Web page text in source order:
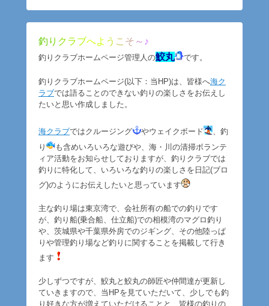
釣 り クラブへよ う こ そ ～ ♪
釣りクラブホームページ管理人の鮫丸 です。
釣りクラブホームページ(以下：当HP)は、皆様へ海ク
ラブでは語ることのできない釣りの楽しさをお伝えし
たいと思い作成しました。
海クラブではクルージング やウェイクボード
、釣
り
も含めいろいろな遊びや、海・川の清掃ボランテ
ィア活動をお知らせしておりますが、釣りクラブでは
釣りに特化して、いろいろな釣りの楽しさを日記(ブロ
グ)のようにお伝えしたいと思っています
主な釣り場は東京湾で、会社所有の船での釣りです
が、釣り船(乗合船、仕立船)での相模湾のマグロ釣り
や、茨城県や千葉県外房でのジギング、その他陸っぱ
りや管理釣り場など釣りに関することを掲載して行き
ます
少しずつですが、鮫丸と鮫丸の師匠や仲間達が更新し
ていきますので、当HPを見ていただいて、少しでも釣
り好きな方が増えていただけることと、皆様の釣りの